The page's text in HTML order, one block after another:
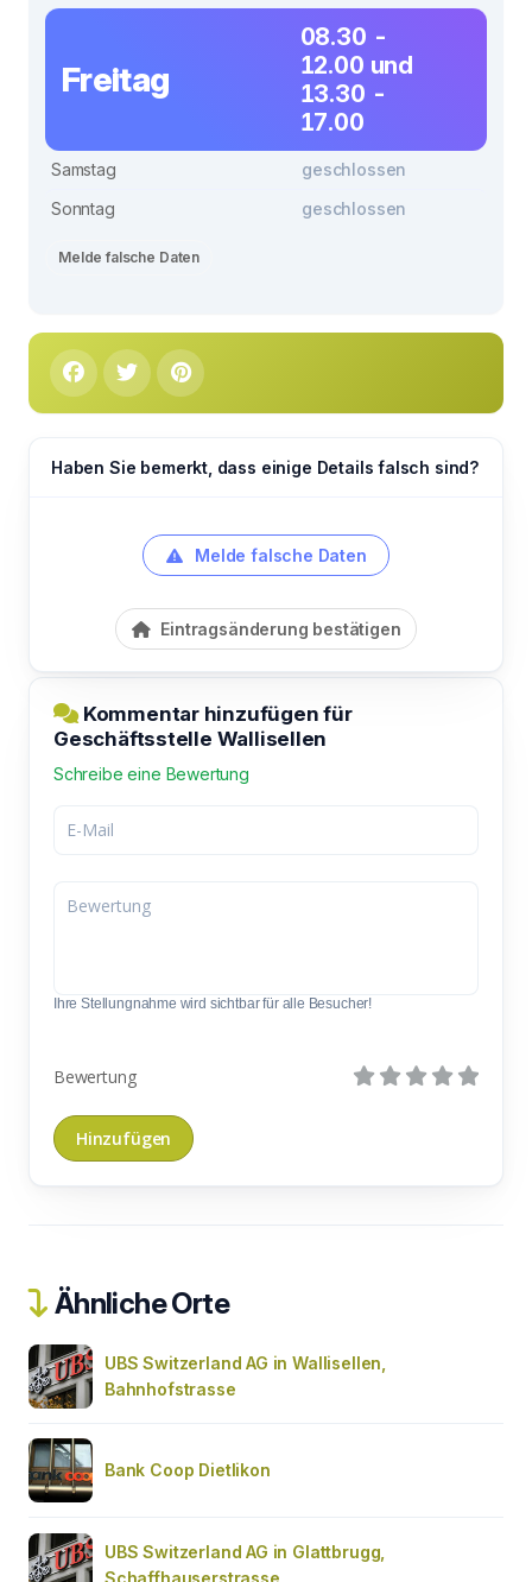
Freitag
08.30 -
12.00 und
13.30 -
17.00
Samstag
geschlossen
Sonntag
geschlossen
Melde falsche Daten
Haben Sie bemerkt, dass einige Details falsch sind?
Melde falsche Daten
Eintragsänderung bestätigen
Kommentar hinzufügen für
Geschäftsstelle Wallisellen
Schreibe eine Bewertung
Ihre Stellungnahme wird sichtbar für alle Besucher!
Bewertung
Ähnliche Orte
UBS Switzerland AG in Wallisellen,
Bahnhofstrasse
Bank Coop Dietlikon
UBS Switzerland AG in Glattbrugg,
Schaffhauserstrasse